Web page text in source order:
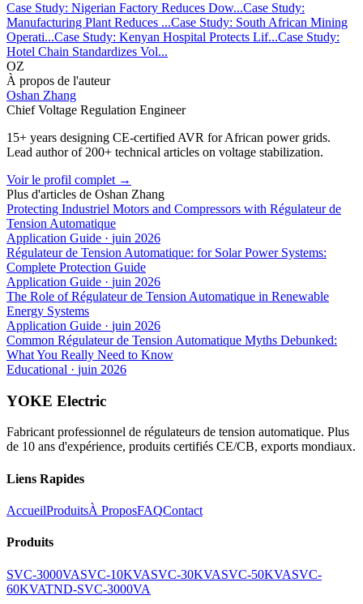
Case Study: Nigerian Factory Reduces Dow...Case Study:
Manufacturing Plant Reduces ...Case Study: South African Mining
Operati...Case Study: Kenyan Hospital Protects Lif...Case Study:
Hotel Chain Standardizes Vol...
OZ
À propos de l'auteur
Oshan Zhang
Chief Voltage Regulation Engineer
15+ years designing CE-certified AVR for African power grids.
Lead author of 200+ technical articles on voltage stabilization.
Voir le profil complet →
Plus d'articles de Oshan Zhang
Protecting Industriel Motors and Compressors with Régulateur de
Tension Automatique
Application Guide · juin 2026
Régulateur de Tension Automatique: for Solar Power Systems:
Complete Protection Guide
Application Guide · juin 2026
The Role of Régulateur de Tension Automatique in Renewable
Energy Systems
Application Guide · juin 2026
Common Régulateur de Tension Automatique Myths Debunked:
What You Really Need to Know
Educational · juin 2026
YOKE Electric
Fabricant professionnel de régulateurs de tension automatique. Plus
de 10 ans d'expérience, produits certifiés CE/CB, exports mondiaux.
Liens Rapides
AccueilProduitsÀ ProposFAQContact
Produits
SVC-3000VASVC-10KVASVC-30KVASVC-50KVASVC-
60KVATND-SVC-3000VA